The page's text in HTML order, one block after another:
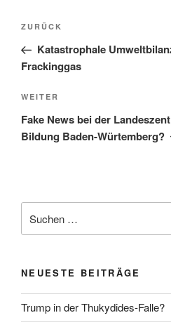
Beitragsnavigation
Vorheriger
Beitrag
ZURÜCK
Katastrophale
Frackinggas
Nächster
Beitrag
WEITER
Fake News bei der
Bildung Baden-Würtemberg?
nach:
NEUESTE BEITRÄGE
Trump in der Thukydides-Falle?